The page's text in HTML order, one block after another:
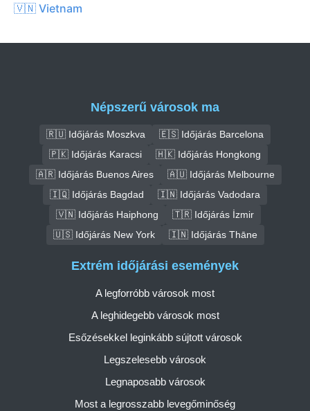
🇻🇳 Vietnam
Népszerű városok ma
🇷🇺 Időjárás Moszkva
🇪🇸 Időjárás Barcelona
🇵🇰 Időjárás Karacsi
🇭🇰 Időjárás Hongkong
🇦🇷 Időjárás Buenos Aires
🇦🇺 Időjárás Melbourne
🇮🇶 Időjárás Bagdad
🇮🇳 Időjárás Vadodara
🇻🇳 Időjárás Haiphong
🇹🇷 Időjárás İzmir
🇺🇸 Időjárás New York
🇮🇳 Időjárás Thāne
Extrém időjárási események
A legforróbb városok most
A leghidegebb városok most
Esőzésekkel leginkább sújtott városok
Legszelesebb városok
Legnaposabb városok
Most a legrosszabb levegőminőség